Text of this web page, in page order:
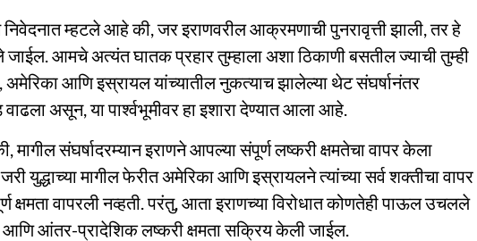
म्हटले आहे की, जर इराणवरील आक्रमणाची पुनरावृत्ती झाली, तर हे
जाईल. आमचे अत्यंत घातक प्रहार तुम्हाला अशा ठिकाणी बसतील ज्याची तुम्ही
आणि इस्रायल यांच्यातील नुकत्याच झालेल्या थेट संघर्षानंतर
असून, या पार्श्वभूमीवर हा इशारा देण्यात आला आहे.
संघर्षादरम्यान इराणने आपल्या संपूर्ण लष्करी क्षमतेचा वापर केला
युद्धाच्या मागील फेरीत अमेरिका आणि इस्रायलने त्यांच्या सर्व शक्तीचा वापर
वापरली नव्हती. परंतु, आता इराणच्या विरोधात कोणतेही पाऊल उचलले
आणि आंतर-प्रादेशिक लष्करी क्षमता सक्रिय केली जाईल.